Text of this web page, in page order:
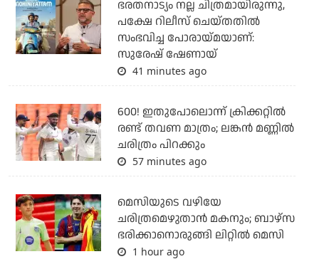
ഭരതനാട്യം നല്ല ചിത്രമായിരുന്നു,
പക്ഷേ റിലീസ് ചെയ്തതില്‍
സംഭവിച്ച പോരായ്മയാണ്:
സുരേഷ് ഷേണായ്
41 minutes ago
600! ഇതുപോലൊന്ന് ക്രിക്കറ്റില്‍
രണ്ട് തവണ മാത്രം; ലങ്കന്‍ മണ്ണില്‍
ചരിത്രം പിറക്കും
57 minutes ago
മെസിയുടെ വഴിയേ
ചരിത്രമെഴുതാന്‍ മകനും; ബാഴ്‌സ
ഭരിക്കാനൊരുങ്ങി ലിറ്റില്‍ മെസി
1 hour ago